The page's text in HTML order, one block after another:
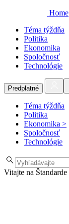
Home
Téma týždňa
Politika
Ekonomika
Spoločnosť
Technológie
Predplatné
Téma týždňa
Politika
Ekonomika >
Spoločnosť
Technológie
Vitajte na Štandarde